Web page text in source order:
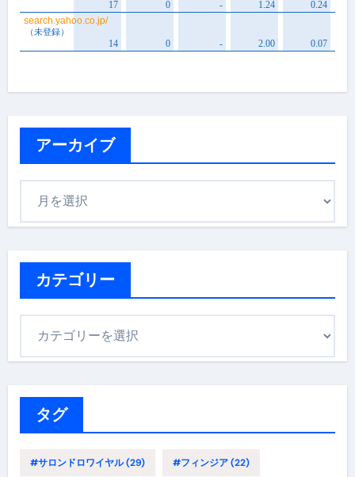
アーカイブ
カテゴリー
タグ
#サロンドロワイヤル(29) #フィンジア(22)